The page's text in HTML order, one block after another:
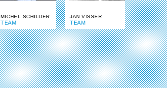
MICHEL SCHILDER
TEAM
JAN VISSER
TEAM